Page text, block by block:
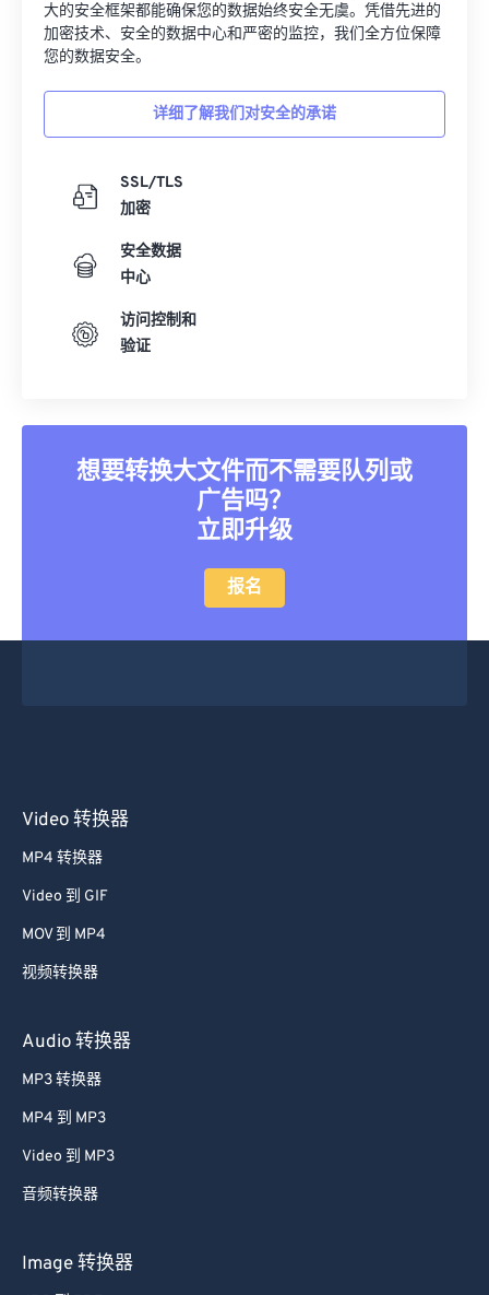
大的安全框架都能确保您的数据始终安全无虞。凭借先进的
加密技术、安全的数据中心和严密的监控，我们全方位保障
您的数据安全。
详细了解我们对安全的承诺
SSL/TLS
加密
安全数据
中心
访问控制和
验证
想要转换大文件而不需要队列或
广告吗？
立即升级
报名
Video 转换器
MP4 转换器
Video 到 GIF
MOV 到 MP4
视频转换器
Audio 转换器
MP3 转换器
MP4 到 MP3
Video 到 MP3
音频转换器
Image 转换器